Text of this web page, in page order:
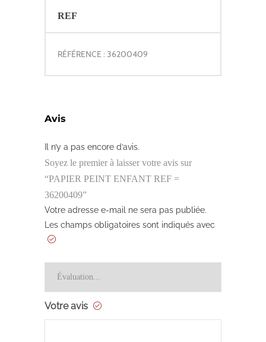
REF
RÉFÉRENCE : 36200409
Avis
Il n’y a pas encore d’avis.
Soyez le premier à laisser votre avis sur
“PAPIER PEINT ENFANT REF =
36200409”
Votre adresse e-mail ne sera pas publiée.
Les champs obligatoires sont indiqués avec
Votre avis